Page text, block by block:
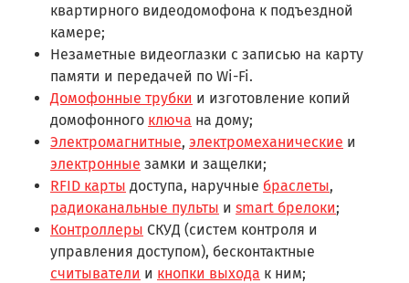
квартирного видеодомофона к подъездной
камере;
Незаметные видеоглазки с записью на карту
памяти и передачей по Wi-Fi.
Домофонные трубки и изготовление копий
домофонного ключа на дому;
Электромагнитные, электромеханические и
электронные замки и защелки;
RFID карты доступа, наручные браслеты,
радиоканальные пульты и smart брелоки;
Контроллеры СКУД (систем контроля и
управления доступом), бесконтактные
считыватели и кнопки выхода к ним;